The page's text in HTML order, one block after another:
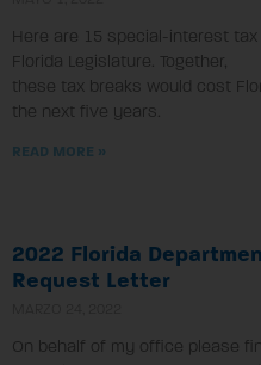
Here are 15 special-interest
Florida Legislature. Together,
these tax breaks would cost
the next five years.
READ MORE »
2022 Florida
Request Letter
On behalf of my office please